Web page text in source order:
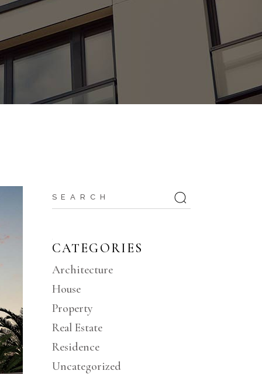
CATEGORIES
Architecture
House
Property
Real Estate
Residence
Uncategorized